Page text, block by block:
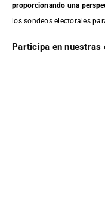
proporcionando una
los sondeos electorales
Participa en nuestras